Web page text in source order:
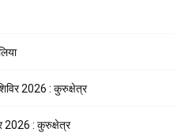
शिविर 2026 : कुरुक्षेत्र
2026 : कुरुक्षेत्र